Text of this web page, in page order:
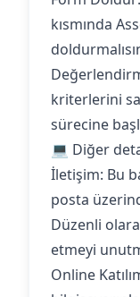
kısmında
kriterlerini
sürecine
💻 Diğer
İletişim: Bu
posta
Düzenli
etmeyi
Online